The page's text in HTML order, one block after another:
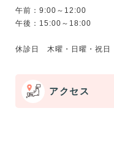
午前：9:00～12:00
午後：15:00～18:00
アクセス